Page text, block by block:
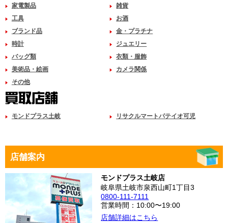
家電製品
雑貨
工具
お酒
ブランド品
金・プラチナ
時計
ジュエリー
バッグ類
衣類・服飾
美術品・絵画
カメラ関係
その他
モンドプラス土岐 リサクルマートパテイオ可児
店舗案内
モンドプラス土岐店
岐阜県土岐市泉西山町1丁目3
0800-111-7111
営業時間：10:00〜19:00
店舗詳細はこちら